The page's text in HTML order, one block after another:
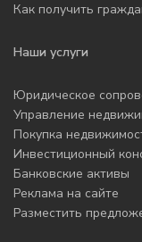
Как получить
Наши услуги
Юридическое
Управление
Покупка
Инвестиционный
Банковские активы
Реклама на сайте
Разместить